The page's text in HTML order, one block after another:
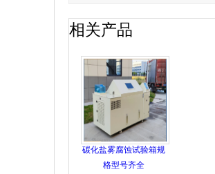
相关产品
碳化盐雾腐蚀试验箱规
格型号齐全